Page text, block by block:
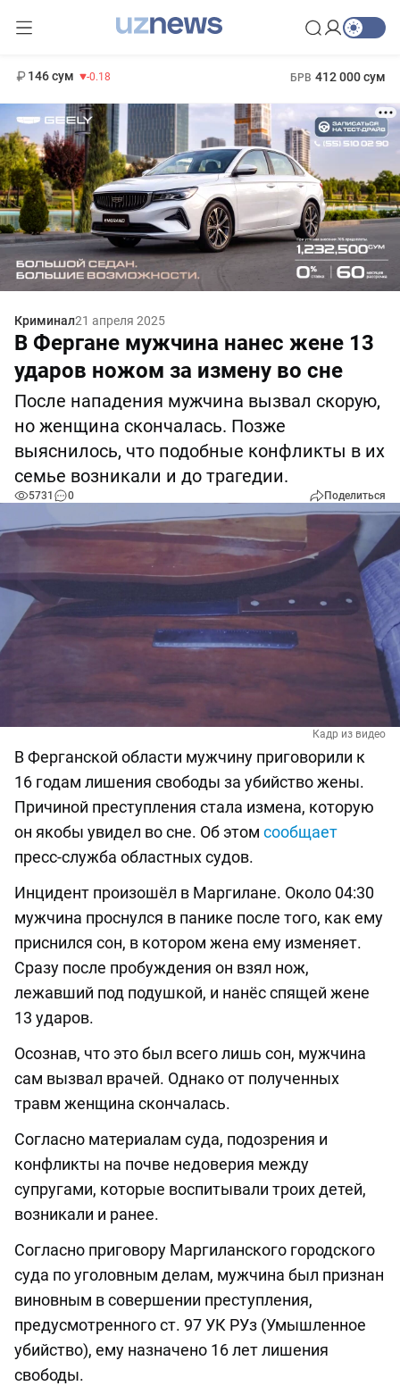
146 сум -0.18 БРВ 412 000 сум
Криминал21 апреля 2025
В Фергане мужчина нанес жене 13
ударов ножом за измену во сне
После нападения мужчина вызвал скорую,
но женщина скончалась. Позже
выяснилось, что подобные конфликты в их
семье возникали и до трагедии.
5731 0 Поделиться
Кадр из видео
В Ферганской области мужчину приговорили к
16 годам лишения свободы за убийство жены.
Причиной преступления стала измена, которую
он якобы увидел во сне. Об этом сообщает
пресс-служба областных судов.
Инцидент произошёл в Маргилане. Около 04:30
мужчина проснулся в панике после того, как ему
приснился сон, в котором жена ему изменяет.
Сразу после пробуждения он взял нож,
лежавший под подушкой, и нанёс спящей жене
13 ударов.
Осознав, что это был всего лишь сон, мужчина
сам вызвал врачей. Однако от полученных
травм женщина скончалась.
Согласно материалам суда, подозрения и
конфликты на почве недоверия между
супругами, которые воспитывали троих детей,
возникали и ранее.
Согласно приговору Маргиланского городского
суда по уголовным делам, мужчина был признан
виновным в совершении преступления,
предусмотренного ст. 97 УК РУз (Умышленное
убийство), ему назначено 16 лет лишения
свободы.